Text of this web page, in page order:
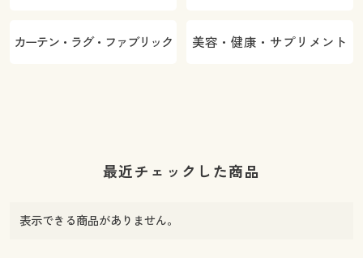
カーテン・ラグ・ファブリック 美容・健康・サプリメント
最近チェックした商品
表示できる商品がありません。